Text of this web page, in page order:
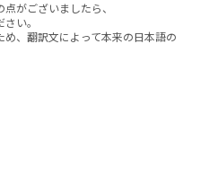
がございましたら、
い。
、翻訳文によって本来の日本語の